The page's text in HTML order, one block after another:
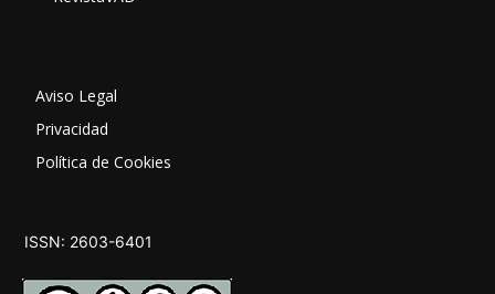
Aviso Legal
Privacidad
Política de Cookies
ISSN: 2603-6401